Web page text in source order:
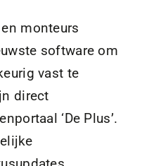
monteurs
software om
vast te
direct
‘De Plus’.